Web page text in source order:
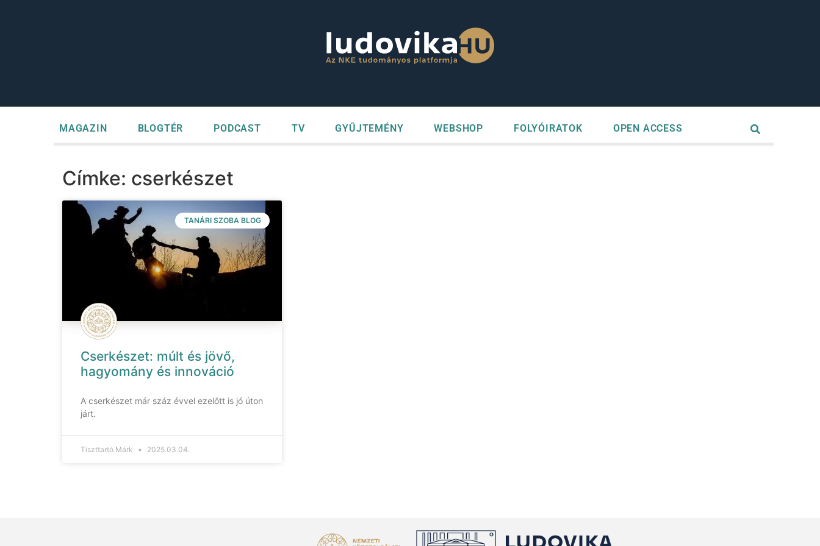
MAGAZIN BLOGTÉR PODCAST TV GYŰJTEMÉNY WEBSHOP FOLYÓIRATOK OPEN ACCESS
Címke: cserkészet
TANÁRI SZOBA BLOG
Cserkészet: múlt és jövő,
hagyomány és innováció
A cserkészet már száz évvel ezelőtt is jó úton
járt.
Tiszttartó Márk 2025.03.04.